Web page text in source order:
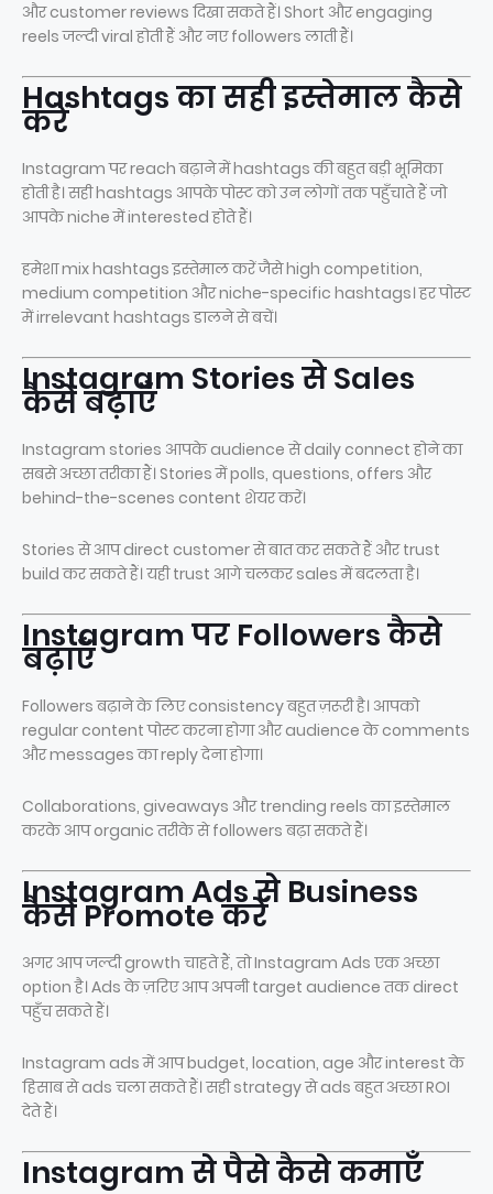
और customer reviews दिखा सकते हैं। Short और engaging
reels जल्दी viral होती हैं और नए followers लाती हैं।
Hashtags का सही इस्तेमाल कैसे
करें
Instagram पर reach बढ़ाने में hashtags की बहुत बड़ी भूमिका
होती है। सही hashtags आपके पोस्ट को उन लोगों तक पहुँचाते हैं जो
आपके niche में interested होते हैं।
हमेशा mix hashtags इस्तेमाल करें जैसे high competition,
medium competition और niche-specific hashtags। हर पोस्ट
में irrelevant hashtags डालने से बचें।
Instagram Stories से Sales
कैसे बढ़ाएँ
Instagram stories आपके audience से daily connect होने का
सबसे अच्छा तरीका हैं। Stories में polls, questions, offers और
behind-the-scenes content शेयर करें।
Stories से आप direct customer से बात कर सकते हैं और trust
build कर सकते हैं। यही trust आगे चलकर sales में बदलता है।
Instagram पर Followers कैसे
बढ़ाएँ
Followers बढ़ाने के लिए consistency बहुत ज़रूरी है। आपको
regular content पोस्ट करना होगा और audience के comments
और messages का reply देना होगा।
Collaborations, giveaways और trending reels का इस्तेमाल
करके आप organic तरीके से followers बढ़ा सकते हैं।
Instagram Ads से Business
कैसे Promote करें
अगर आप जल्दी growth चाहते हैं, तो Instagram Ads एक अच्छा
option है। Ads के ज़रिए आप अपनी target audience तक direct
पहुँच सकते हैं।
Instagram ads में आप budget, location, age और interest के
हिसाब से ads चला सकते हैं। सही strategy से ads बहुत अच्छा ROI
देते हैं।
Instagram से पैसे कैसे कमाएँ